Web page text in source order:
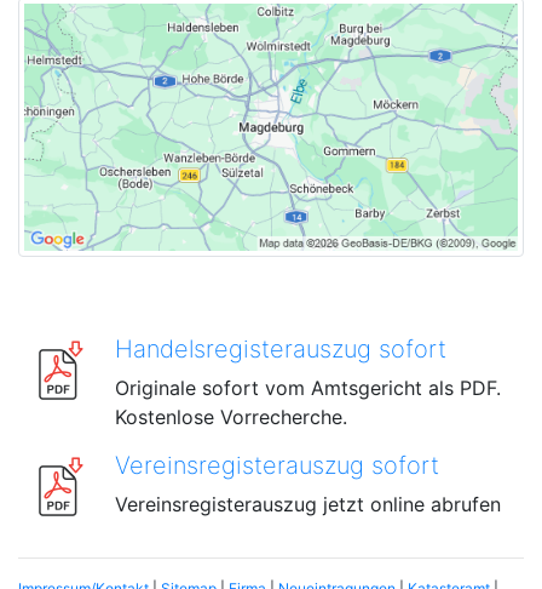
Handelsregisterauszug sofort
Originale sofort vom Amtsgericht als PDF.
Kostenlose Vorrecherche.
Vereinsregisterauszug sofort
Vereinsregisterauszug jetzt online abrufen